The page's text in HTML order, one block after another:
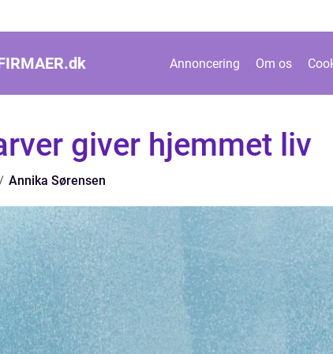
dk Annoncering Om os
giver hjemmet liv
Annika Sørensen